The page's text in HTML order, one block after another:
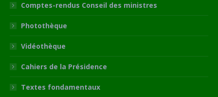
Comptes-rendus Conseil des ministres
Photothèque
Vidéothèque
Cahiers de la Présidence
Textes fondamentaux